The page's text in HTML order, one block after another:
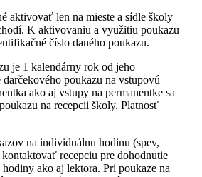
aktivovať len na mieste a sídle školy
K aktivovaniu a využitiu poukazu
číslo daného poukazu.
je 1 kalendárny rok od jeho
poukazu na vstupovú
ako aj vstupy na permanentke sa
na recepcii školy. Platnosť
na individuálnu hodinu (spev,
recepciu pre dohodnutie
ako aj lektora. Pri poukaze na